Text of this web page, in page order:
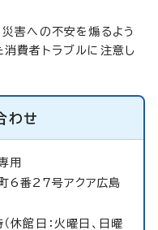
害への不安を煽るよう
費者トラブルに注意し
わせ
用
番27号アクア広島
館日：火曜日、日曜